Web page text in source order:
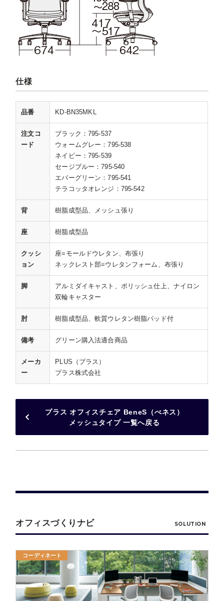
仕様
品番 KD-BN35MKL
注文コ
ード
ブラック：795-537
ウォームグレー：795-538
ネイビー：795-539
セージブルー：795-540
エバーグリーン：795-541
テラコッタオレンジ：795-542
背 樹脂成型品、メッシュ張り
座 樹脂成型品
クッシ
ョン
座=モールドウレタン、布張り
ネックレスト部=ウレタンフォーム、布張り
脚
アルミダイキャスト、ポリッシュ仕上、ナイロン
双輪キャスター
肘 樹脂成型品、軟質ウレタン樹脂パッド付
備考 グリーン購入法適合商品
メーカ
ー
PLUS（プラス）
プラス株式会社
プラス オフィスチェア BeneS（べネス）
メッシュタイプ 一覧へ戻る
オフィスづくりナビ SOLUTION
コーディネート